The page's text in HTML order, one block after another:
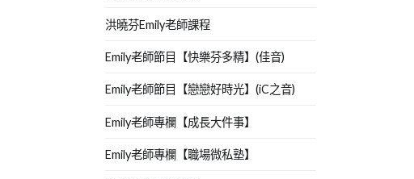
洪曉芬Emily老師課程
Emily老師節目【快樂芬多精】(佳音)
Emily老師節目【戀戀好時光】(iC之音)
Emily老師專欄【成長大件事】
Emily老師專欄【職場微私塾】